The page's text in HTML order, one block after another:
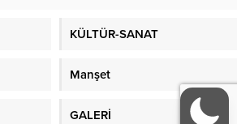
KÜLTÜR-SANAT
Manşet
GALERİ